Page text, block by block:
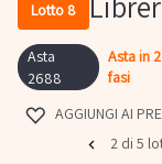
Lotto 8
Asta
2688
Asta in 2
fasi
AGGIUNGI AI
2 di 5